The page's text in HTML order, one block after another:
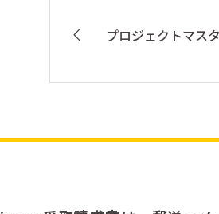
プロジェクトマス